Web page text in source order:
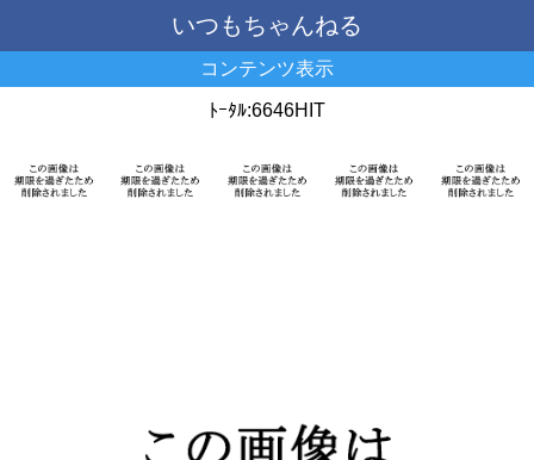
いつもちゃんねる
コンテンツ表示
ﾄｰﾀﾙ:6646HIT